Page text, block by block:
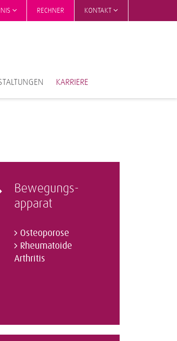
RECHNER KONTAKT
KARRIERE
Bewegungs­
apparat
Osteoporose
Rheumatoide
Arthritis